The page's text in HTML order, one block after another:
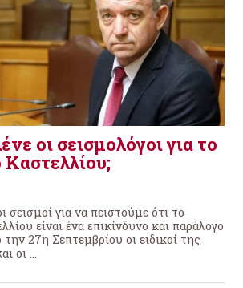
οι σεισμολόγοι για το
Καστελλίου;
σεισμοί για να πειστούμε ότι το
είναι ένα επικίνδυνο και παράλογο
27η Σεπτεμβρίου οι ειδικοί της
οι ...